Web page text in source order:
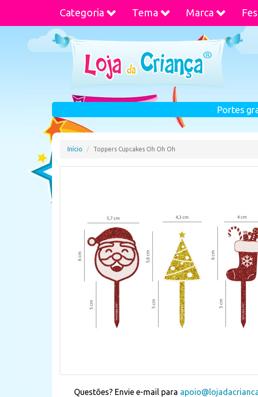
Categoria Tema Marca
Portes
Início Toppers Cupcakes Oh Oh Oh
Questões? Envie e-mail para